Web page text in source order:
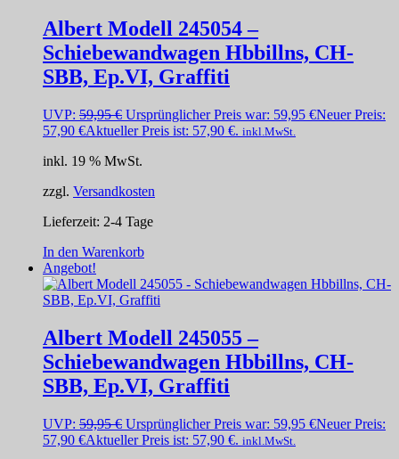
Albert Modell 245054 –
Schiebewandwagen Hbbillns, CH-
SBB, Ep.VI, Graffiti
UVP: 59,95€ Ursprünglicher Preis war: 59,95 €Neuer Preis:
57,90 €Aktueller Preis ist: 57,90 €. inkl.MwSt.
inkl. 19 % MwSt.
zzgl. Versandkosten
Lieferzeit: 2-4 Tage
In den Warenkorb
Angebot!
Albert Modell 245055 –
Schiebewandwagen Hbbillns, CH-
SBB, Ep.VI, Graffiti
UVP: 59,95€ Ursprünglicher Preis war: 59,95 €Neuer Preis:
57,90 €Aktueller Preis ist: 57,90 €. inkl.MwSt.